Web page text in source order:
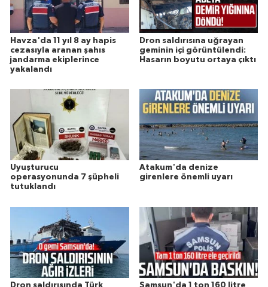
Havza'da 11 yıl 8 ay hapis
cezasıyla aranan şahıs
jandarma ekiplerince
yakalandı
Dron saldırısına uğrayan
geminin içi görüntülendi:
Hasarın boyutu ortaya çıktı
Uyuşturucu
operasyonunda 7 şüpheli
tutuklandı
Atakum'da denize
girenlere önemli uyarı